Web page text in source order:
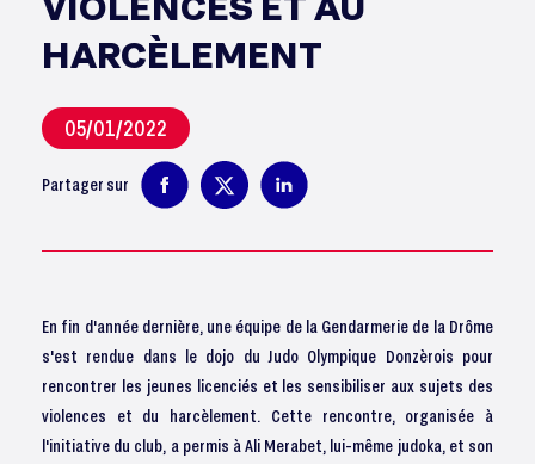
HARCÈLEMENT
05/01/2022
Partager sur
En fin d'année dernière, une équipe de la Gendarmerie de la Drôme
s'est rendue dans le dojo du Judo Olympique Donzèrois pour
rencontrer les jeunes licenciés et les sensibiliser aux sujets des
violences et du harcèlement. Cette rencontre, organisée à
l'initiative du club, a permis à Ali Merabet, lui-même judoka, et son